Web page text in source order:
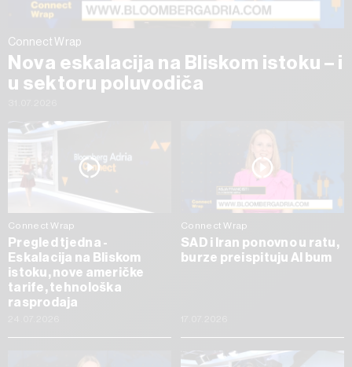
Connect Wrap
Nova eskalacija na Bliskom istoku – i
u sektoru poluvodiča
Connect Wrap
Pregled tjedna -
Eskalacija na Bliskom
istoku, nove američke
tarife, tehnološka
rasprodaja
Connect Wrap
SAD i Iran ponovno u ratu,
burze preispituju AI bum